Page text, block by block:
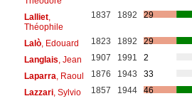
Lalliet,
Théophile
1837 1892 29
Lalò, Edouard 1823 1892
29
Langlais, Jean 1907 1991
2
Laparra, Raoul 1876 1943
33
Lazzari, Sylvio 1857 1944
46